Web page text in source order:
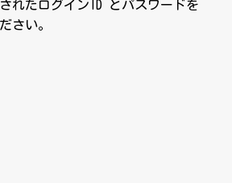
れたログインID とパスワードを
さい。